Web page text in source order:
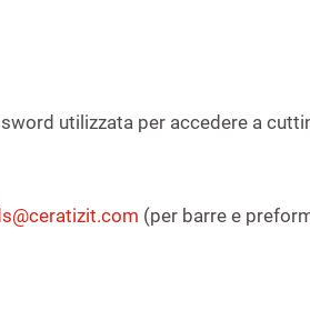
utilizzata per accedere a
(per barre e